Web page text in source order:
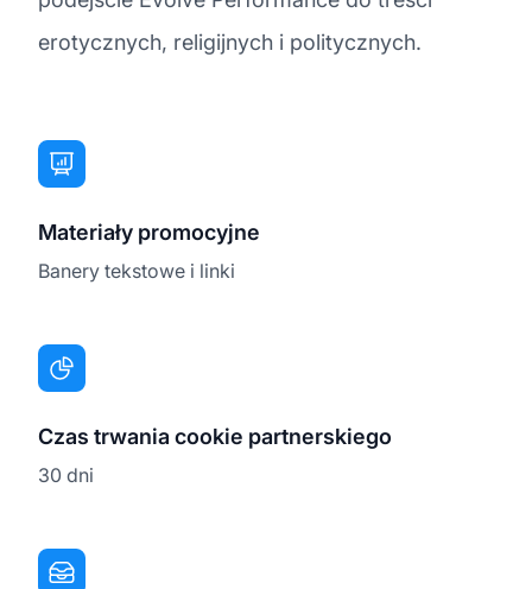
erotycznych, religijnych i politycznych.
Materiały promocyjne
Banery tekstowe i linki
Czas trwania cookie partnerskiego
30 dni